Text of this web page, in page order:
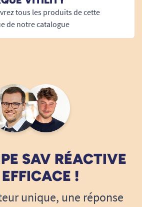
tous les produits de cette
de notre catalogue
SAV RÉACTIVE
!
unique, une réponse